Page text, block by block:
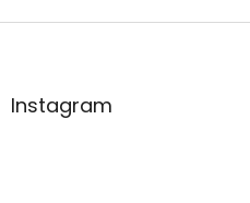
Z
aInstagram